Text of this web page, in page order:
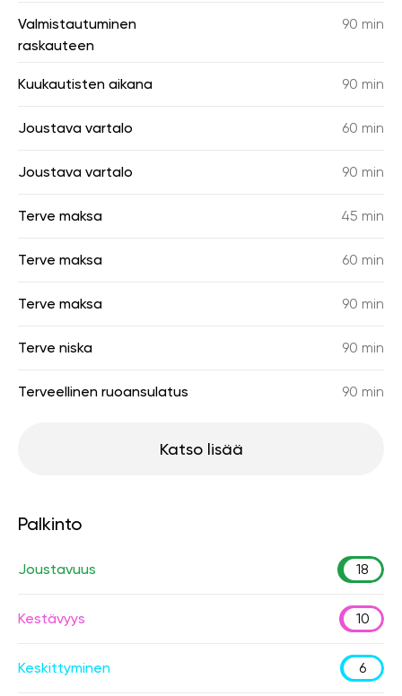
Valmistautuminen
raskauteen
90 min
Kuukautisten aikana 90 min
Joustava vartalo 60 min
Joustava vartalo 90 min
Terve maksa 45 min
Terve maksa 60 min
Terve maksa 90 min
Terve niska 90 min
Terveellinen ruoansulatus 90 min
Katso lisää
Palkinto
Joustavuus 18
Kestävyys 10
Keskittyminen 6